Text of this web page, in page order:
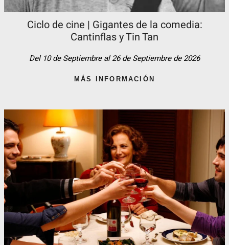
Ciclo de cine | Gigantes de la comedia:
Cantinflas y Tin Tan​
Del 10 de Septiembre al 26 de Septiembre de 2026
MÁS INFORMACIÓN